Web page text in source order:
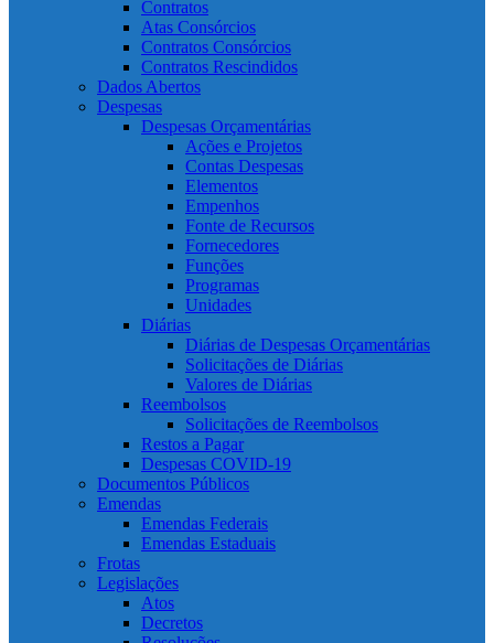
Contratos
Atas Consórcios
Contratos Consórcios
Contratos Rescindidos
Dados Abertos
Despesas
Despesas Orçamentárias
Ações e Projetos
Contas Despesas
Elementos
Empenhos
Fonte de Recursos
Fornecedores
Funções
Programas
Unidades
Diárias
Diárias de Despesas Orçamentárias
Solicitações de Diárias
Valores de Diárias
Reembolsos
Solicitações de Reembolsos
Restos a Pagar
Despesas COVID-19
Documentos Públicos
Emendas
Emendas Federais
Emendas Estaduais
Frotas
Legislações
Atos
Decretos